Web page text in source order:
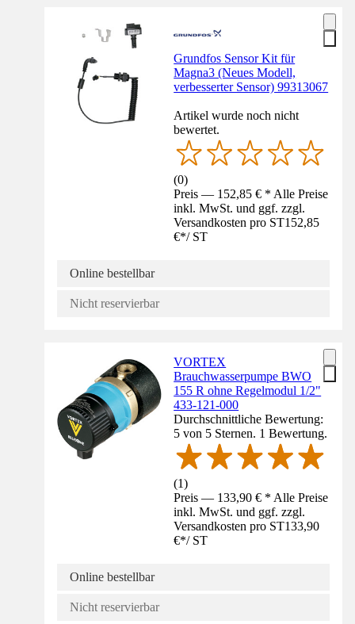
Grundfos Sensor Kit für
Magna3 (Neues Modell,
verbesserter Sensor) 99313067
Artikel wurde noch nicht
bewertet.
(0)
Preis — 152,85 € * Alle Preise
inkl. MwSt. und ggf. zzgl.
Versandkosten pro ST152,85
€*/ ST
Online bestellbar
Nicht reservierbar
VORTEX
Brauchwasserpumpe BWO
155 R ohne Regelmodul 1/2"
433-121-000
Durchschnittliche Bewertung:
5 von 5 Sternen. 1 Bewertung.
(1)
Preis — 133,90 € * Alle Preise
inkl. MwSt. und ggf. zzgl.
Versandkosten pro ST133,90
€*/ ST
Online bestellbar
Nicht reservierbar